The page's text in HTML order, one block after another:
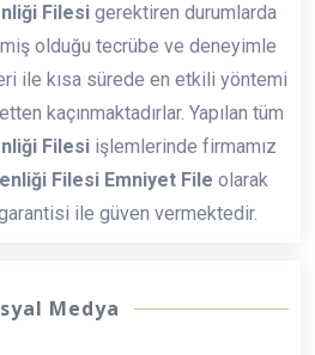
Filesi gerektiren durumlarda
olduğu tecrübe ve deneyimle
ile kısa sürede en etkili yöntemi
kaçınmaktadırlar. Yapılan tüm
Filesi işlemlerinde firmamız
Filesi Emniyet File olarak
ile güven vermektedir.
Medya